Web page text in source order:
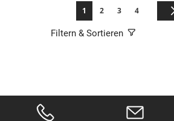
Seite
Sie lesen gerade die Seite
1 Seite
2 Seite
3 Seite
4
Filtern & Sortieren